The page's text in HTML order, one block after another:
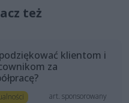
też
klientom i
za
art. sponsorowany